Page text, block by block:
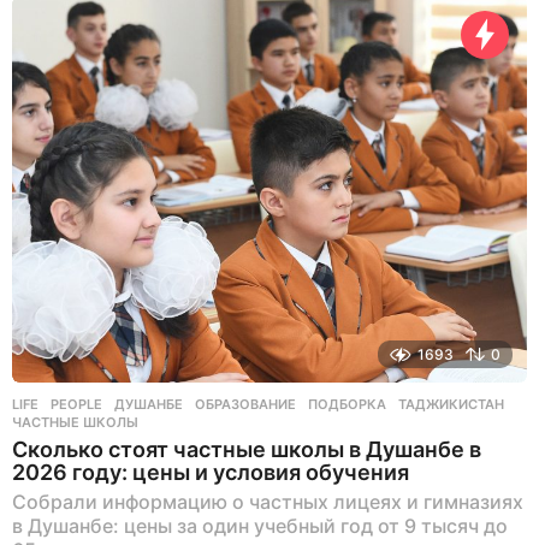
а
з
а
д
1693 0
LIFE ,PEOPLE ДУШАНБЕ ,ОБРАЗОВАНИЕ ,ПОДБОРКА ,ТАДЖИКИСТАН
ЧАСТНЫЕ ШКОЛЫ
Сколько стоят частные школы в Душанбе в
2026 году: цены и условия обучения
Собрали информацию о частных лицеях и гимназиях
в Душанбе: цены за один учебный год от 9 тысяч до